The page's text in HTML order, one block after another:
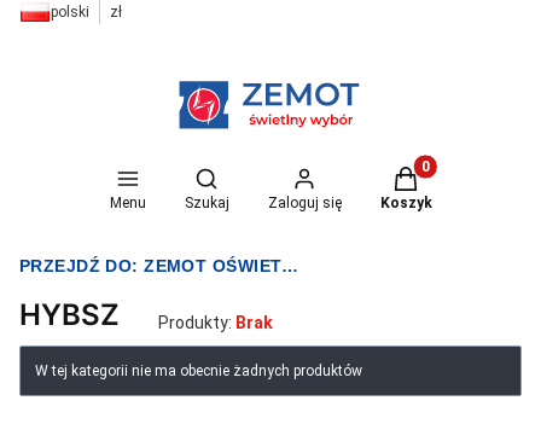
polski zł
Menu
Otwórz wyszukiwarkę
Szukaj Zaloguj się
Produkty w
Koszyk
PRZEJDŹ DO:ZEMOT OŚWIETLENIE I ELEKTRYKA
HYBSZ Produkty: Brak
Lista produktów
W tej kategorii nie ma obecnie żadnych produktów